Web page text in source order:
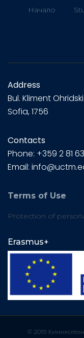
Начало
Address
Bul. Kliment
Sofia, 1756
Contacts
Phone: +359 2 81
Email:
Terms of Use
Protection of
Erasmus+
© 2019